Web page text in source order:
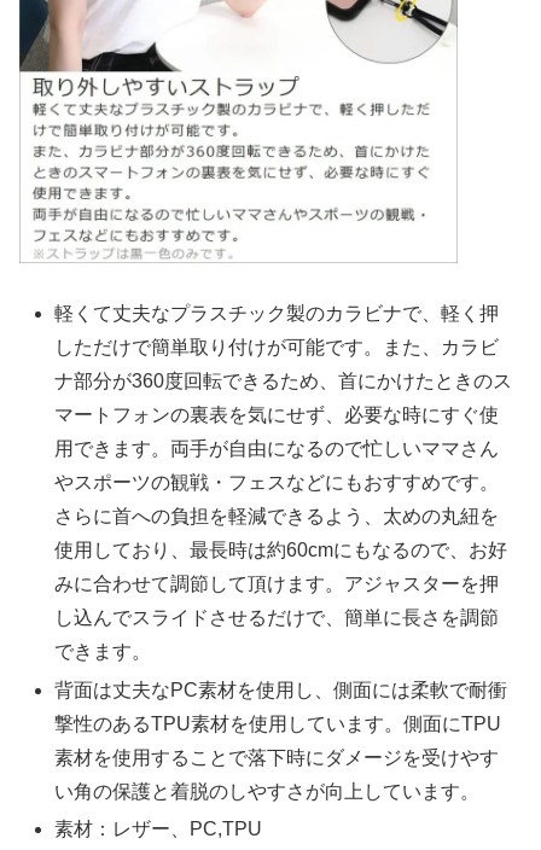
軽くて丈夫なプラスチック製のカラビナで、軽く押
しただけで簡単取り付けが可能です。また、カラビ
ナ部分が360度回転できるため、首にかけたときのス
マートフォンの裏表を気にせず、必要な時にすぐ使
用できます。両手が自由になるので忙しいママさん
やスポーツの観戦・フェスなどにもおすすめです。
さらに首への負担を軽減できるよう、太めの丸紐を
使用しており、最長時は約60cmにもなるので、お好
みに合わせて調節して頂けます。アジャスターを押
し込んでスライドさせるだけで、簡単に長さを調節
できます。
背面は丈夫なPC素材を使用し、側面には柔軟で耐衝
撃性のあるTPU素材を使用しています。側面にTPU
素材を使用することで落下時にダメージを受けやす
い角の保護と着脱のしやすさが向上しています。
素材：レザー、PC,TPU